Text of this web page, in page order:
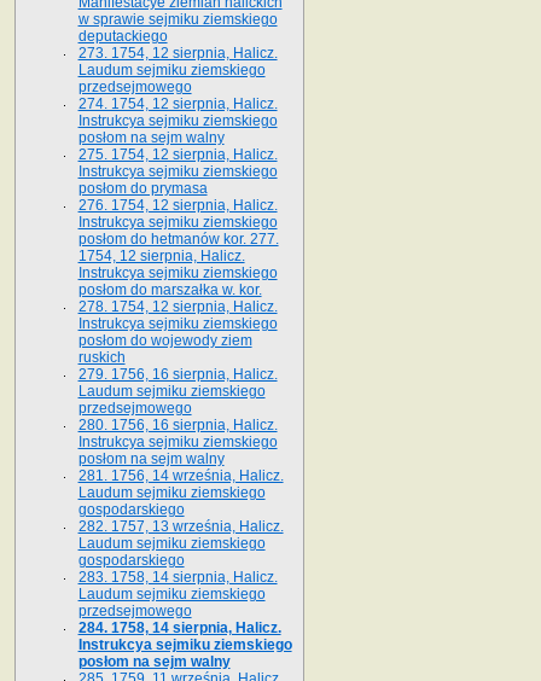
w sprawie sejmiku ziemskiego
deputackiego
273. 1754, 12 sierpnia, Halicz.
Laudum sejmiku ziemskiego
przedsejmowego
274. 1754, 12 sierpnia, Halicz.
Instrukcya sejmiku ziemskiego
posłom na sejm walny
275. 1754, 12 sierpnia, Halicz.
Instrukcya sejmiku ziemskiego
posłom do prymasa
276. 1754, 12 sierpnia, Halicz.
Instrukcya sejmiku ziemskiego
posłom do hetmanów kor. 277.
1754, 12 sierpnia, Halicz.
Instrukcya sejmiku ziemskiego
posłom do marszałka w. kor.
278. 1754, 12 sierpnia, Halicz.
Instrukcya sejmiku ziemskiego
posłom do wojewody ziem
ruskich
279. 1756, 16 sierpnia, Halicz.
Laudum sejmiku ziemskiego
przedsejmowego
280. 1756, 16 sierpnia, Halicz.
Instrukcya sejmiku ziemskiego
posłom na sejm walny
281. 1756, 14 września, Halicz.
Laudum sejmiku ziemskiego
gospodarskiego
282. 1757, 13 września, Halicz.
Laudum sejmiku ziemskiego
gospodarskiego
283. 1758, 14 sierpnia, Halicz.
Laudum sejmiku ziemskiego
przedsejmowego
284. 1758, 14 sierpnia, Halicz.
Instrukcya sejmiku ziemskiego
posłom na sejm walny